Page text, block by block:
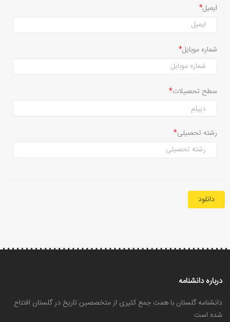
ایمیل
شماره موبایل
سطح تحصیلات
رشته تحصیلی
دانلود
درباره دانشنامه
دانشنامه گلستان با همت جمع کثیری از متخصصین تاریخ در گلستان افتتاح
شده است